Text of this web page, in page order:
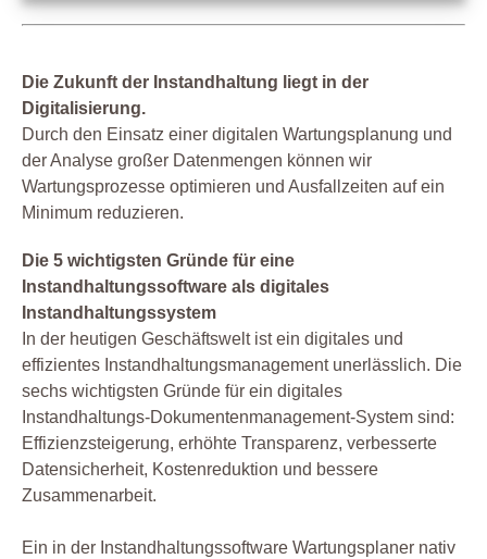
Die Zukunft der Instandhaltung liegt in der
Digitalisierung.
Durch den Einsatz einer digitalen Wartungsplanung und
der Analyse großer Datenmengen können wir
Wartungsprozesse optimieren und Ausfallzeiten auf ein
Minimum reduzieren.
Die 5 wichtigsten Gründe für eine
Instandhaltungssoftware als digitales
Instandhaltungssystem
In der heutigen Geschäftswelt ist ein digitales und
effizientes Instandhaltungsmanagement unerlässlich. Die
sechs wichtigsten Gründe für ein digitales
Instandhaltungs-Dokumentenmanagement-System sind:
Effizienzsteigerung, erhöhte Transparenz, verbesserte
Datensicherheit, Kostenreduktion und bessere
Zusammenarbeit.
Ein in der Instandhaltungssoftware Wartungsplaner nativ